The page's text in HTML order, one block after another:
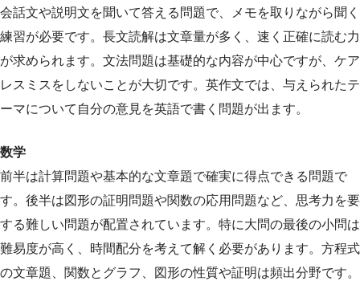
会話文や説明文を聞いて答える問題で、メモを取りながら聞く
練習が必要です。長文読解は文章量が多く、速く正確に読む力
が求められます。文法問題は基礎的な内容が中心ですが、ケア
レスミスをしないことが大切です。英作文では、与えられたテ
ーマについて自分の意見を英語で書く問題が出ます。
数学
前半は計算問題や基本的な文章題で確実に得点できる問題で
す。後半は図形の証明問題や関数の応用問題など、思考力を要
する難しい問題が配置されています。特に大問の最後の小問は
難易度が高く、時間配分を考えて解く必要があります。方程式
の文章題、関数とグラフ、図形の性質や証明は頻出分野です。